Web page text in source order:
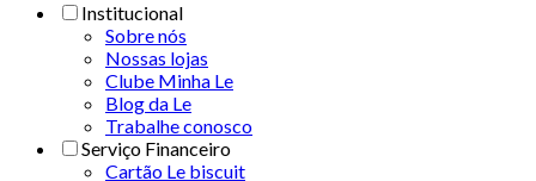
Institucional
Sobre nós
Nossas lojas
Clube Minha Le
Blog da Le
Trabalhe conosco
Serviço Financeiro
Cartão Le biscuit